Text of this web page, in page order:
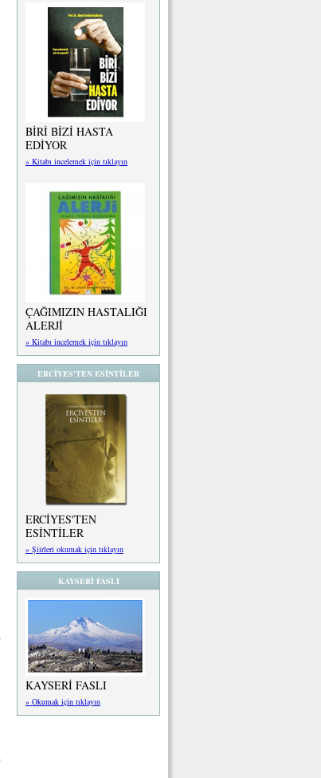
BİRİ BİZİ HASTA
EDİYOR
» Kitabı incelemek için tıklayın
ÇAĞIMIZIN HASTALIĞI
ALERJİ
» Kitabı incelemek için tıklayın
ERCİYES'TEN ESİNTİLER
ERCİYES'TEN
ESİNTİLER
» Şiirleri okumak için tıklayın
KAYSERİ FASLI
KAYSERİ FASLI
» Okumak için tıklayın